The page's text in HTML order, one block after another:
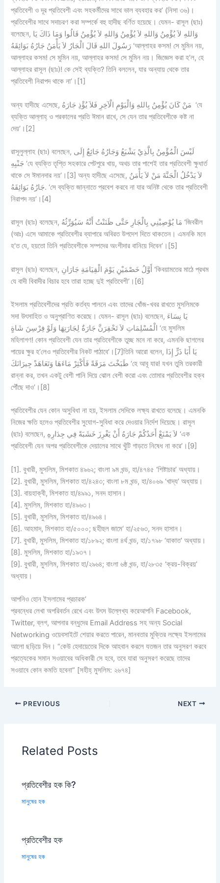
প্রতিবেশী ও দূর প্রতিবেশী এবং সহকর্মীদের সাথে ভাল ব্যবহার কর’ (নিসা ৩৬)।
প্রতিবেশীর সাথে সদাচরণ করা সম্পর্কে বহু হাদীছ বর্ণিত হয়েছে। যেমন- রাসূল (ছাঃ)
বলেছেন, وَاللهِ لاَ يُؤْمِنُ وَاللهِ لاَ يُؤْمِنُ وَاللهِ لاَ يُؤْمِنُ قَالُوا وَمَا ذَاكَ يَا
رَسُولَ اللهِ قَالَ الْجَارُ لاَ يَأْمَنُ جَارُهُ بَوَائِقَهُ ‘আল্লাহর কসম! সে মুমিন নয়,
আল্লাহর কসম! সে মুমিন নয়, আল্লাহর কসম! সে মুমিন নয়। জিজ্ঞেস করা হ’ল, হে
আল্লাহর রাসূল (ছাঃ)! কে সেই ব্যক্তি? তিনি বললেন, যার অন্যায় থেকে তার
প্রতিবেশী নিরাপদ থাকে না’।[1]
অন্য হাদীছে এসেছে, مَنْ كَانَ يُؤْمِنُ بِاللهِ وَالْيَوْمِ الْآخِرِ فَلاَ يُؤْذِ جَارَهُ ‘যে
ব্যক্তি আল্লাহ্ ও পরকালের প্রতি ঈমান রাখে, সে যেন তার প্রতিবেশীকে কষ্ট না
দেয়’।[2]
রাসূলুল্লাহ (ছাঃ) বলেছেন, لَيْسَ الْمُؤْمِنُ بِالَّذِيْ يَشْبَعُ وَجَارُهُ جَائِعٌ إِلَى
جَنْبِهِ ‘যে ব্যক্তি তৃপ্তি সহকারে পেটপুরে খায়, অথচ তার পাশেই তার প্রতিবেশী ক্ষুধার্ত
থাকে সে ঈমানদার নয়’।[3] অন্য হাদীছে এসেছে, لاَ يَدْخُلُ الْجَنَّةَ مَنْ لاَ يَأْمَنُ
جَارُهُ بَوَائِقَهُ. ‘সে ব্যক্তি জান্নাতে প্রবেশ করবে না যার অনিষ্ট থেকে তার প্রতিবেশী
নিরাপদ নয়’।[4]
রাসূল (ছাঃ) বলেছেন, مَا يُوْصِيْنِي بِالْجَارِ حَتَّى ظَنَنْتُ أَنَّهُ سَيُوَرِّثُهُ ‘জিবরীল
(আঃ) এসে আমাকে প্রতিবেশীর ব্যাপারে অবিরত উপদেশ দিতে থাকতেন। এমনকি মনে
হ’ত যে, হয়তো তিনি প্রতিবেশীকে সম্পদের অংশীদার বানিয়ে দিবেন’।[5]
রাসূল (ছাঃ) বলেছেন, أَوَّلُ خَصْمَيْنِ يَوْمَ الْقِيَامَةِ جَارَانِ ‘কিবয়ামতের মাঠে প্রথম
যে বাদী বিবাদীর বিচার হবে তারা হচ্ছে দুই প্রতিবেশী’।[6]
ইসলাম প্রতিবেশীদের প্রতি কর্তব্য পালনে এবং তাদের খোঁজ-খবর রাখতে মুসলিমকে
সদা উৎসাহিত ও অনুপ্রাণিত করেছে। যেমন- রাসূল (ছাঃ) বলেছেন, يَا نِسَاءَ
الْمُسْلِمَاتِ لاَ تَحْقِرَنَّ جَارَةٌ لِجَارَتِهَا وَلَوْ فِرْسِنَ شَاةٍ ‘হে মুসলিম
মহিলাগণ! কোন প্রতিবেশী যেন তার প্রতিবেশীকে তুচ্ছ মনে না করে, এমনকি ছাগলের
পায়ের ক্ষুর হ’লেও প্রতিবেশীর নিকট পাঠাবে’।[7]তিনি আরো বলেন, يَا أَبَا ذَرٍّ إِذَا
طَبَخْتَ مَرَقَةً فَأَكْثِرْ مَاءَهَا وَتَعَاهَدْ جِيرَانَكَ ‘হে আবূ যার! যখন তুমি তরকারী
রান্না কর, তখন একটু বেশী পানি দিয়ে ঝোল বেশী করো এবং তোমার প্রতিবেশীর হক্ব
পৌঁছে দাও’।[8]
প্রতিবেশীর যেন কোন অসুবিধা না হয়, ইসলাম সেদিকে লক্ষ্য রাখতে বলেছে। এমনকি
নিজের ক্ষতি হলেও প্রতিবেশীর সুযোগ-সুবিধা করে দেওয়ার নির্দেশ দিয়েছে। রাসূল
(ছাঃ) বলেছেন, لاَ يَمْنَعْ أَحَدُكُمْ جَارَهُ أَنْ يَغْرِزَ خَشَبَةً فِي جِدَارِهِ ‘এক
প্রতিবেশী যেন অপর প্রতিবেশীকে দেয়ালের সাথে খুঁটি গাড়তে নিষেধ না করে’।[9]
[1]. বুখারী, মুসলিম, মিশকাত ৪৯৬২; বাংলা ৯ম খন্ড, হা/৪৭৪৫ ‘শিষ্টাচার’ অধ্যায়।
[2]. বুখারী, মুসলিম, মিশকাত হা/৪২৪৩; বাংলা ৮ম খন্ড, হা/৪০৬৯ ‘খাদ্য’ অধ্যায়।
[3]. বায়হাক্বী, মিশকাত হা/৪৯৯১, সনদ হাসান।
[4]. মুসলিম, মিশকাত হা/৪৯৬৩।
[5]. বুখারী, মুসলিম, মিশকাত হা/৪৯৬৪।
[6]. আহমাদ, মিশকাত হা/৫০০০; ছহীহুল জামে‘ হা/২৫৬৩, সনদ হাসান।
[7]. বুখারী, মুসলিম, মিশকাত হা/১৮৯২; বাংলা ৪র্থ খন্ড, হা/১৭৯৮ ‘যাকাত’ অধ্যায়।
[8]. মুসলিম, মিশকাত হা/১৯৩৭।
[9]. বুখারী, মুসলিম, মিশকাত হা/২৯৬৪; বাংলা ৬ষ্ঠ খন্ড, হা/২৮৩৫ ‘ক্রয়-বিক্রয়’
অধ্যায়।
আপনিও হোন ইসলামের প্রচারক’
প্রবন্ধের লেখা অপরিবর্তন রেখে এবং উৎস উল্লেখ্য করেআপনি Facebook,
Twitter, ব্লগ, আপনার বন্ধুদের Email Address সহ অন্য Social
Networking ওয়েবসাইটে শেয়ার করতে পারেন, মানবতার মুক্তির লক্ষ্যে ইসলামের
আলো ছড়িয়ে দিন। “কেউ হেদায়েতের দিকে আহবান করলে যতজন তার অনুসরণ করবে
প্রত্যেকের সমান সওয়াবের অধিকারী সে হবে, তবে যারা অনুসরণ করেছে তাদের
সওয়াবে কোন কমতি হবেনা” [সহীহ্ মুসলিম: ২৬৭৪]
PREVIOUS NEXT
Related Posts
প্রতিবেশীর হক কি?
মানুষের হক
প্রতিবেশীর হক
মানুষের হক